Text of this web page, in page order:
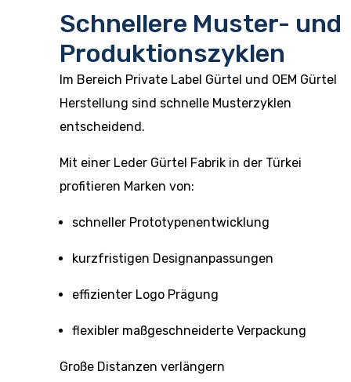
Schnellere Muster- und
Produktionszyklen
Im Bereich Private Label Gürtel und OEM Gürtel
Herstellung sind schnelle Musterzyklen
entscheidend.
Mit einer Leder Gürtel Fabrik in der Türkei
profitieren Marken von:
schneller Prototypenentwicklung
kurzfristigen Designanpassungen
effizienter Logo Prägung
flexibler maßgeschneiderte Verpackung
Große Distanzen verlängern